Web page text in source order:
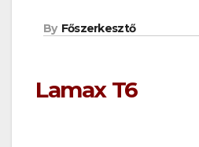
By Főszerkesztő
Lamax T6